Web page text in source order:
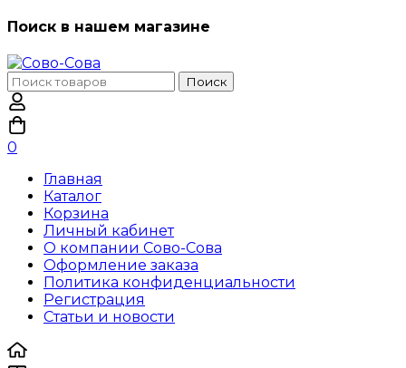
Поиск в нашем магазине
Поиск
по:
Поиск
0
Главная
Каталог
Корзина
Личный кабинет
О компании Сово-Сова
Оформление заказа
Политика конфиденциальности
Регистрация
Статьи и новости